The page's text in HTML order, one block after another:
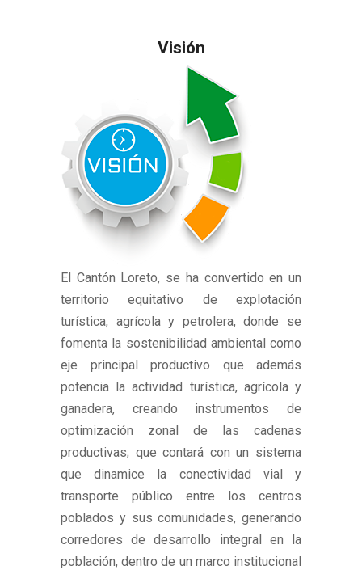
Visión
El Cantón Loreto, se ha convertido en un
territorio equitativo de explotación
turística, agrícola y petrolera, donde se
fomenta la sostenibilidad ambiental como
eje principal productivo que además
potencia la actividad turística, agrícola y
ganadera, creando instrumentos de
optimización zonal de las cadenas
productivas; que contará con un sistema
que dinamice la conectividad vial y
transporte público entre los centros
poblados y sus comunidades, generando
corredores de desarrollo integral en la
población, dentro de un marco institucional